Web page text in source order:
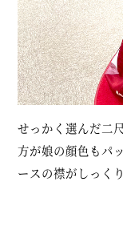
せっかく選んだ二
方が娘の顔色もパ
ースの襟がしっく